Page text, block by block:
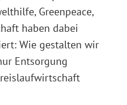
Greenpeace,
haben dabei
Wie gestalten wir
Entsorgung